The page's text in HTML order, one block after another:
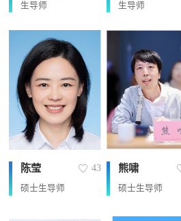
生导师
生导师
陈莹 43
硕士生导师
熊啸
硕士生导师